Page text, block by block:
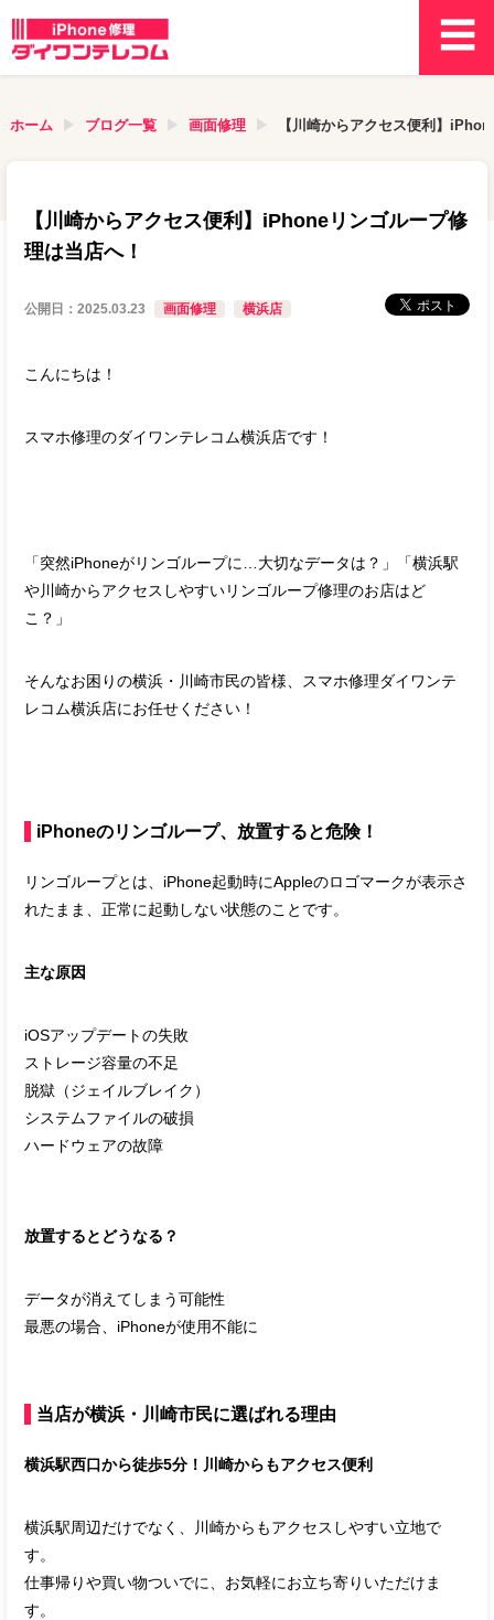
ホーム ブログ一覧 画面修理 【川崎からアクセス便利】
【川崎からアクセス便利】iPhoneリンゴループ修
理は当店へ！
公開日：2025.03.23 画面修理 横浜店
こんにちは！
スマホ修理のダイワンテレコム横浜店です！
「突然iPhoneがリンゴループに…大切なデータは？」「横浜駅
や川崎からアクセスしやすいリンゴループ修理のお店はど
こ？」
そんなお困りの横浜・川崎市民の皆様、スマホ修理ダイワンテ
レコム横浜店にお任せください！
iPhoneのリンゴループ、放置すると危険！
リンゴループとは、iPhone起動時にAppleのロゴマークが表示さ
れたまま、正常に起動しない状態のことです。
主な原因
iOSアップデートの失敗
ストレージ容量の不足
脱獄（ジェイルブレイク）
システムファイルの破損
ハードウェアの故障
放置するとどうなる？
データが消えてしまう可能性
最悪の場合、iPhoneが使用不能に
当店が横浜・川崎市民に選ばれる理由
横浜駅西口から徒歩5分！川崎からもアクセス便利
横浜駅周辺だけでなく、川崎からもアクセスしやすい立地で
す。
仕事帰りや買い物ついでに、お気軽にお立ち寄りいただけま
す。